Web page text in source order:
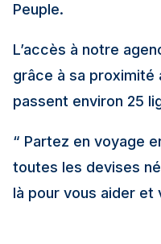
Peuple.
L’accès à notre
grâce à sa proximité
passent environ 25
“ Partez en voyage
toutes les devises
là pour vous aider et